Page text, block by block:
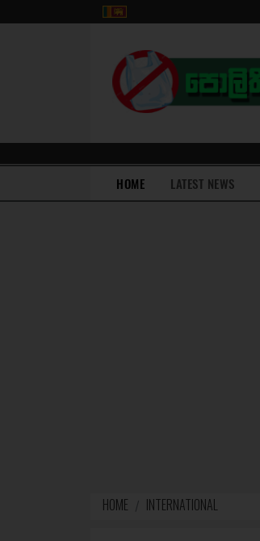
HOME(current)LATEST NEWS
HOME INTERNATIONAL